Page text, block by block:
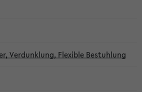
Verdunklung, Flexible Bestuhlung